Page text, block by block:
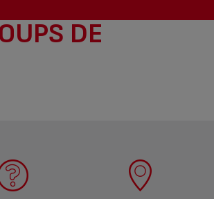
DE